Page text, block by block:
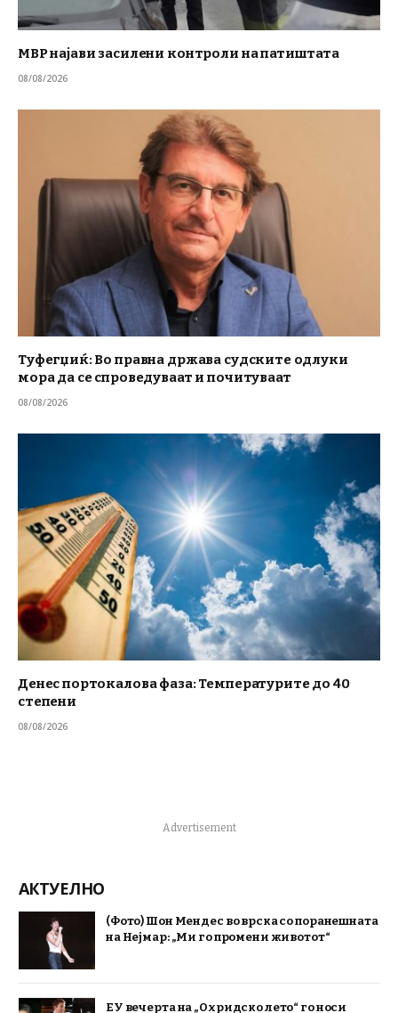
МВР најави засилени контроли на патиштата
08/08/2026
Туфегџиќ: Во правна држава судските одлуки
мора да се спроведуваат и почитуваат
08/08/2026
Денес портокалова фаза: Температурите до 40
степени
08/08/2026
Advertisement
АКТУЕЛНО
(Фото) Шон Мендес во врска со поранешната
на Нејмар: „Ми го промени животот“
ЕУ вечерта на „Охридско лето“ го носи